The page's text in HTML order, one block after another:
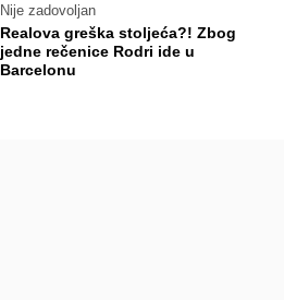
Nije zadovoljan
Realova greška stoljeća?! Zbog
jedne rečenice Rodri ide u
Barcelonu